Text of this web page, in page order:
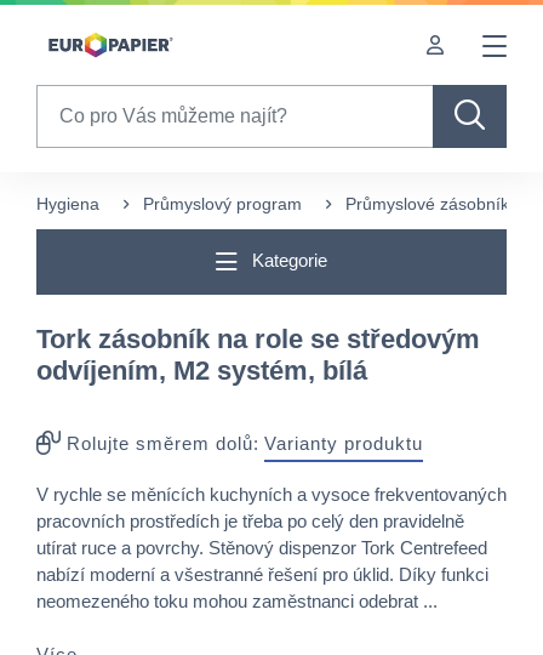
Table Of Content
Často nakupované s tímto produktem
Hygiena Průmyslový program Průmyslové zásobníky
Kategorie
Tork zásobník na role se středovým
odvíjením, M2 systém, bílá
Rolujte směrem dolů: Varianty produktu
V rychle se měnících kuchyních a vysoce frekventovaných
pracovních prostředích je třeba po celý den pravidelně
utírat ruce a povrchy. Stěnový dispenzor Tork Centrefeed
nabízí moderní a všestranné řešení pro úklid. Díky funkci
neomezeného toku mohou zaměstnanci odebrat ...